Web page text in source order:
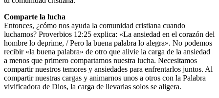
Comparte la lucha
Entonces, ¿cómo nos ayuda la comunidad cristiana cuando
luchamos? Proverbios 12:25 explica: «La ansiedad en el corazón del
hombre lo deprime, / Pero la buena palabra lo alegra». No podemos
recibir «la buena palabra» de otro que alivie la carga de la ansiedad
a menos que primero compartamos nuestra lucha. Necesitamos
compartir nuestros temores y ansiedades para enfrentarlos juntos. Al
compartir nuestras cargas y animarnos unos a otros con la Palabra
vivificadora de Dios, la carga de llevarlas solos se aligera.